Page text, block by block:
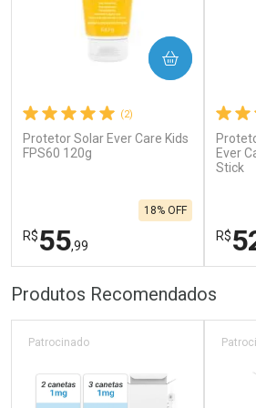
(2)
Protetor Solar Ever Care Kids
FPS60 120g
R$55,99
18% OFF
COMPRAR
FECHAR
Laboratório
FECHAR
Por Menos
Ever
Stick
R$
Por
Produtos Recomendados
Patrocinado